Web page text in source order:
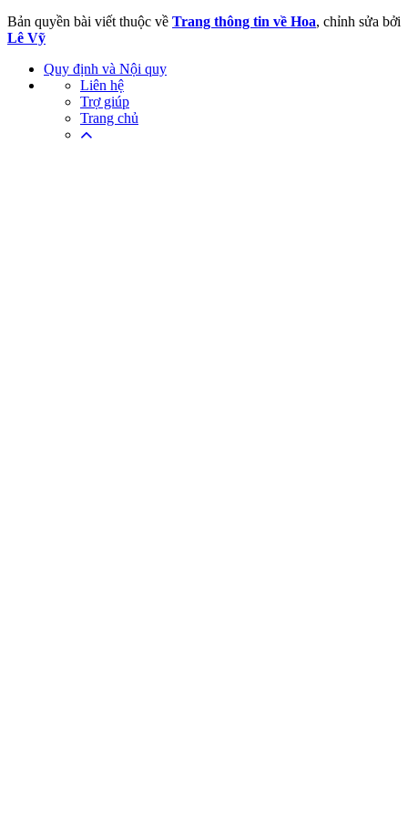
Bản quyền bài viết thuộc về Trang thông tin về Hoa, chỉnh sửa bởi
Lê Vỹ
Quy định và Nội quy
Liên hệ
Trợ giúp
Trang chủ